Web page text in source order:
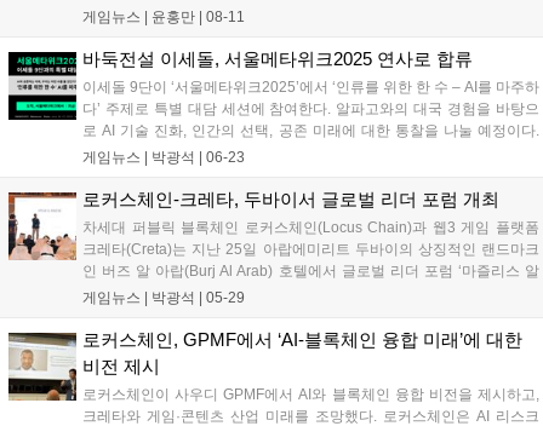
전용 클라이언트를 다운로드할 수 있다. 정식 출시는 12일 오후 3시에
게임뉴스 | 윤홍만 | 08-11
바둑전설 이세돌, 서울메타위크2025 연사로 합류
이세돌 9단이 ‘서울메타위크2025’에서 ‘인류를 위한 한 수 – AI를 마주하
다’ 주제로 특별 대담 세션에 참여한다. 알파고와의 대국 경험을 바탕으
로 AI 기술 진화, 인간의 선택, 공존 미래에 대한 통찰을 나눌 예정이다.
딥마인드, 삼성전자 등 국내외 빅테크 기업들이 참여하여 AI 및 Web3 기
게임뉴스 | 박광석 | 06-23
로커스체인-크레타, 두바이서 글로벌 리더 포럼 개최
차세대 퍼블릭 블록체인 로커스체인(Locus Chain)과 웹3 게임 플랫폼
크레타(Creta)는 지난 25일 아랍에미리트 두바이의 상징적인 랜드마크
인 버즈 알 아랍(Burj Al Arab) 호텔에서 글로벌 리더 포럼 ‘마즐리스 알
루야(Majlis Al-Ru’ya)’ 행사를 공동 개최했다고 밝혔다. 비전가들의 모임
게임뉴스 | 박광석 | 05-29
로커스체인, GPMF에서 ‘AI-블록체인 융합 미래’에 대한
비전 제시
로커스체인이 사우디 GPMF에서 AI와 블록체인 융합 비전을 제시하고,
크레타와 게임·콘텐츠 산업 미래를 조망했다. 로커스체인은 AI 리스크